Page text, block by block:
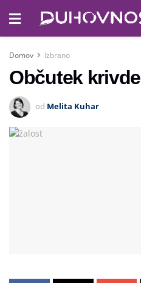
Domov Izbrano
Občutek krivde
od Melita Kuhar